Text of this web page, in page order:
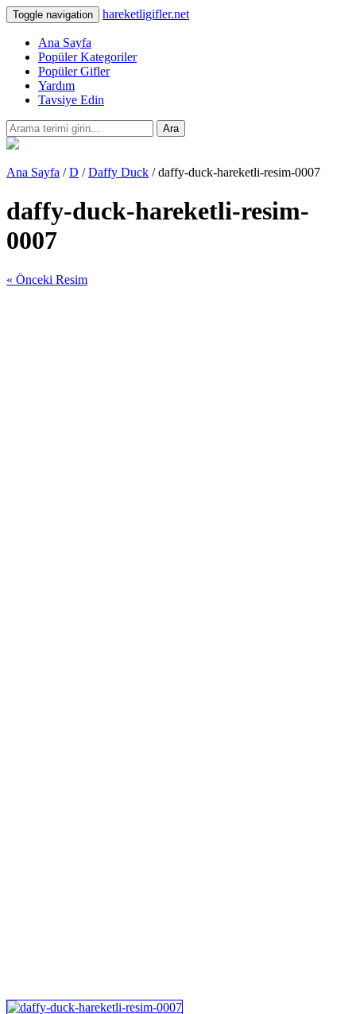
Toggle navigation hareketligifler.net
Ana Sayfa
Popüler Kategoriler
Popüler Gifler
Yardım
Tavsiye Edin
Ara
Ana Sayfa /D /Daffy Duck / daffy-duck-hareketli-resim-0007
daffy-duck-hareketli-resim-
0007
« Önceki Resim